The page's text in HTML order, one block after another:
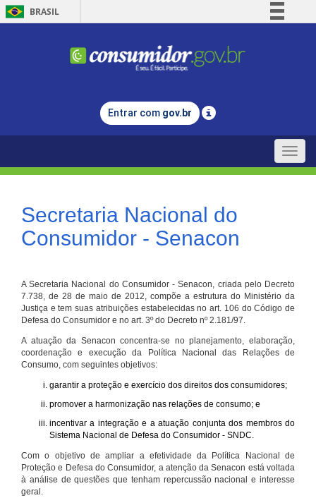
BRASIL
Comunica BR
Legislação
Entrar com gov.br
Toggle
Secretaria Nacional do
Consumidor - Senacon
A Secretaria Nacional do Consumidor - Senacon, criada pelo Decreto
7.738, de 28 de maio de 2012, compõe a estrutura do Ministério da
Justiça e tem suas atribuições estabelecidas no art. 106 do Código de
Defesa do Consumidor e no art. 3º do Decreto nº 2.181/97.
A atuação da Senacon concentra-se no planejamento, elaboração,
coordenação e execução da Política Nacional das Relações de
Consumo, com seguintes objetivos:
garantir a proteção e exercício dos direitos dos consumidores;
promover a harmonização nas relações de consumo; e
incentivar a integração e a atuação conjunta dos membros do
Sistema Nacional de Defesa do Consumidor - SNDC.
Com o objetivo de ampliar a efetividade da Política Nacional de
Proteção e Defesa do Consumidor, a atenção da Senacon está voltada
à análise de questões que tenham repercussão nacional e interesse
geral.